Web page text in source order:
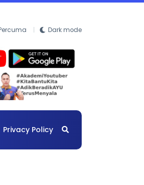
Dark mode
Privacy Policy